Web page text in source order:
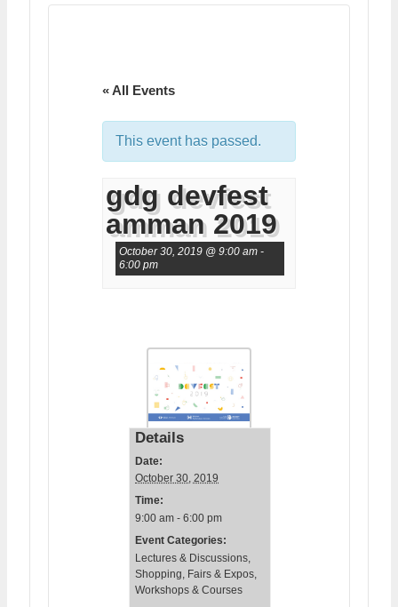
« All Events
This event has passed.
gdg devfest
amman 2019
October 30, 2019 @ 9:00 am-
6:00 pm
Details
Date:
October 30, 2019
Time:
9:00 am - 6:00 pm
Event Categories:
Lectures & Discussions,
Shopping, Fairs & Expos,
Workshops & Courses